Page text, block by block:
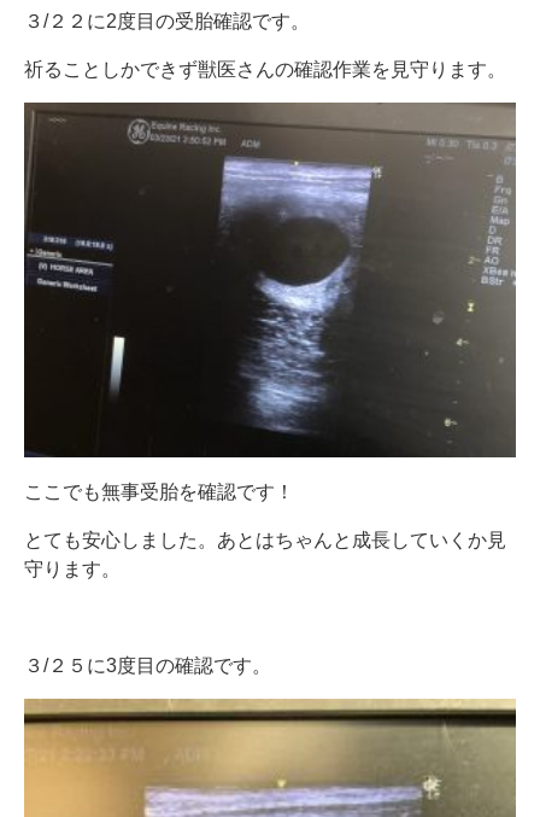
３/２２に2度目の受胎確認です。
祈ることしかできず獣医さんの確認作業を見守ります。
ここでも無事受胎を確認です！
とても安心しました。あとはちゃんと成長していくか見
守ります。
３/２５に3度目の確認です。